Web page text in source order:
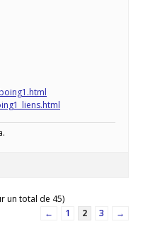
un total de 45)
←
1 2 3 →